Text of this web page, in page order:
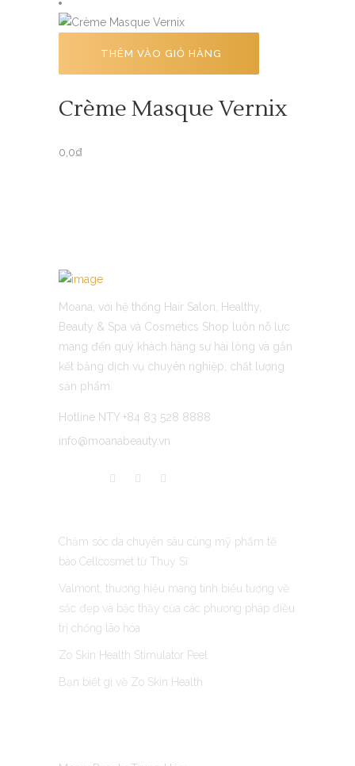
THÊM VÀO GIỎ HÀNG
Crème Masque Vernix
0,0₫
Moana, với hệ thống Hair Salon, Healthy,
Beauty & Spa và Cosmetics Shop luôn nỗ lực
mang đến quý khách hàng sự hài lòng và gắn
kết bằng dịch vụ chuyên nghiệp, chất lượng
sản phẩm.
Hotline NTY +84 83 528 8888
info@moanabeauty.vn
Chăm sóc da chuyên sâu cùng mỹ phẩm tế
bào Cellcosmet từ Thụy Sĩ
Valmont, thương hiệu mang tính biểu tượng về
sắc đẹp và bậc thầy của các phương pháp điều
trị chống lão hóa
Zo Skin Health Stimulator Peel
Bạn biết gì về Zo Skin Health